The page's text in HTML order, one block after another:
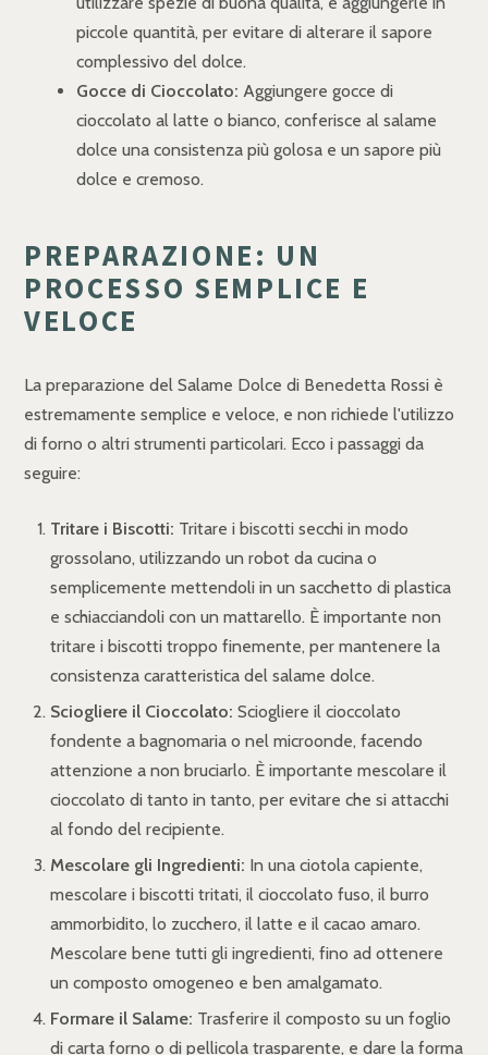
piccole quantità, per evitare di alterare il sapore
complessivo del dolce.
Gocce di Cioccolato: Aggiungere gocce di
cioccolato al latte o bianco, conferisce al salame
dolce una consistenza più golosa e un sapore più
dolce e cremoso.
PREPARAZIONE: UN
PROCESSO SEMPLICE E
VELOCE
La preparazione del Salame Dolce di Benedetta Rossi è
estremamente semplice e veloce, e non richiede l'utilizzo
di forno o altri strumenti particolari. Ecco i passaggi da
seguire:
Tritare i Biscotti: Tritare i biscotti secchi in modo
grossolano, utilizzando un robot da cucina o
semplicemente mettendoli in un sacchetto di plastica
e schiacciandoli con un mattarello. È importante non
tritare i biscotti troppo finemente, per mantenere la
consistenza caratteristica del salame dolce.
Sciogliere il Cioccolato: Sciogliere il cioccolato
fondente a bagnomaria o nel microonde, facendo
attenzione a non bruciarlo. È importante mescolare il
cioccolato di tanto in tanto, per evitare che si attacchi
al fondo del recipiente.
Mescolare gli Ingredienti: In una ciotola capiente,
mescolare i biscotti tritati, il cioccolato fuso, il burro
ammorbidito, lo zucchero, il latte e il cacao amaro.
Mescolare bene tutti gli ingredienti, fino ad ottenere
un composto omogeneo e ben amalgamato.
Formare il Salame: Trasferire il composto su un foglio
di carta forno o di pellicola trasparente, e dare la forma